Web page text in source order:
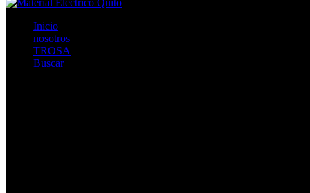
Inicio
nosotros
TROSA
Buscar